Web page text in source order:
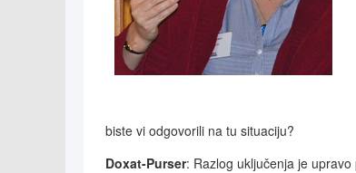
biste vi odgovorili na tu situaciju?
Doxat-Purser: Razlog uključenja je